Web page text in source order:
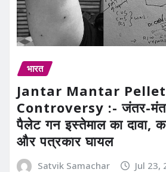
भारत
Jantar Mantar
Controversy :- जंतर-
पैलेट गन इस्तेमाल का दावा,
और पत्रकार घायल
Satvik Samachar Jul 23,